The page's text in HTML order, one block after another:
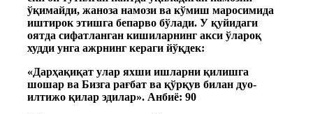
ўқимайди, жаноза намози ва кўмиш маросимида
иштирок этишга бепарво бўлади. У қуйидаги
оятда сифатланган кишиларнинг акси ўлароқ
худди унга ажрнинг кераги йўқдек:
«Дарҳақиқат улар яхши ишларни қилишга
шошар ва Бизга рағбат ва қўрқув билан дуо-
илтижо қилар эдилар». Анбиё: 90